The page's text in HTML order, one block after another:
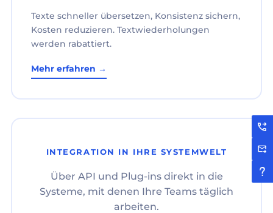
Texte schneller übersetzen, Konsistenz sichern,
Kosten reduzieren. Textwiederholungen
werden rabattiert.
Mehr erfahren →
INTEGRATION IN IHRE SYSTEMWELT
Über API und Plug-ins direkt in die
Systeme, mit denen Ihre Teams täglich
arbeiten.